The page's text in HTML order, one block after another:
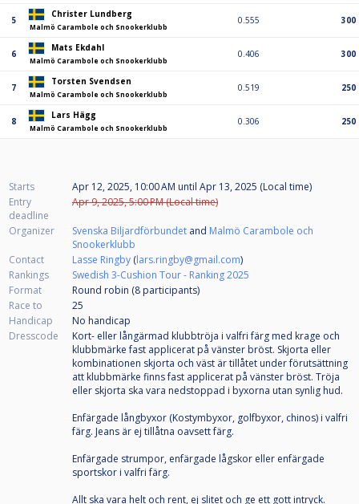
5
Christer Lundberg
Malmö Carambole och Snookerklubb
0.555 300
6
Mats Ekdahl
Malmö Carambole och Snookerklubb
0.406 300
7
Torsten Svendsen
Malmö Carambole och Snookerklubb
0.519 250
8
Lars Hägg
Malmö Carambole och Snookerklubb
0.306 250
Starts Apr 12, 2025, 10:00 AM until Apr 13, 2025 (Local time)
Entry
deadline
Apr 9, 2025, 5:00 PM (Local time)
Organizer Svenska Biljardförbundet and Malmö Carambole och
Snookerklubb
Contact
Lasse Ringby (lars.ringby@gmail.com)
Rankings
Swedish 3-Cushion Tour - Ranking 2025
Format
Round robin (8 participants)
Race to
25
Handicap
No handicap
Dresscode
Kort- eller långärmad klubbtröja i valfri färg med krage och
klubbmärke fast applicerat på vänster bröst. Skjorta eller
kombinationen skjorta och väst är tillåtet under förutsättning
att klubbmärke finns fast applicerat på vänster bröst. Tröja
eller skjorta ska vara nedstoppad i byxorna utan synlig hud.
Enfärgade långbyxor (Kostymbyxor, golfbyxor, chinos) i valfri
färg. Jeans är ej tillåtna oavsett färg.
Enfärgade strumpor, enfärgade lågskor eller enfärgade
sportskor i valfri färg.
Allt ska vara helt och rent, ej slitet och ge ett gott intryck.